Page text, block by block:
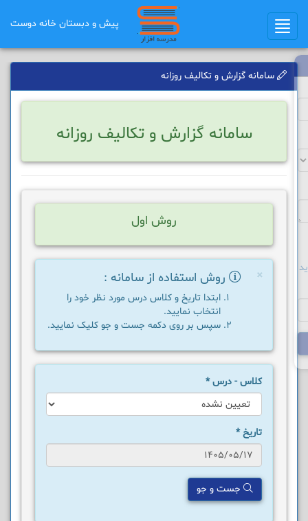
Toggle
navigation
پیش و دبستان خانه دوست
سامانه گزارش و تکالیف روزانه
سامانه گزارش و تکالیف روزانه
روش اول
× روش استفاده از سامانه :
ابتدا تاریخ و کلاس درس مورد نظر خود را
انتخاب نمایید.
سپس بر روی دکمه جست و جو کلیک نمایید.
کلاس - درس*
تاریخ*
جست و جو